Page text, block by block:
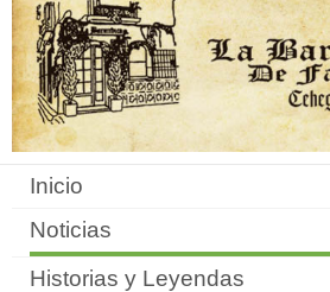
Inicio
Noticias
Historias y Leyendas